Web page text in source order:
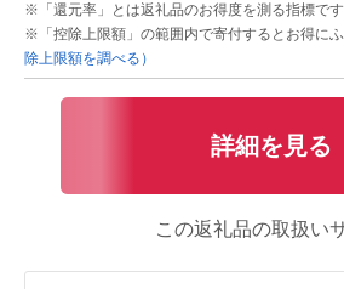
※「還元率」とは返礼品のお得度を測る指標です
※「控除上限額」の範囲内で寄付するとお得に
除上限額を調べる）
詳細を見る
この返礼品の取扱い